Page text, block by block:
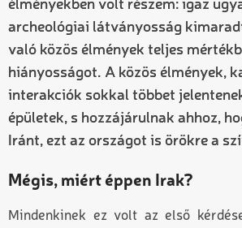
élményekben volt részem: igaz
archeológiai látványosság
való közös élmények teljes
hiányosságot. A közös élmények,
interakciók sokkal többet
épületek, s hozzájárulnak ahhoz,
Iránt, ezt az országot is örökre a
Mégis, miért éppen Irak?
Mindenkinek ez volt az első